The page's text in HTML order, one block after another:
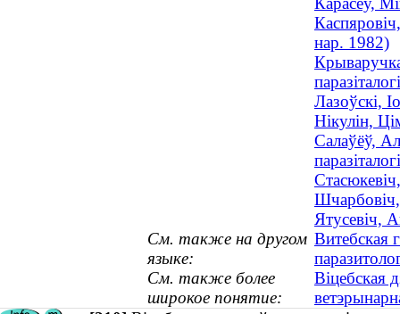
нар. 1982)
Лазоўскі,
Нікулін,
Салаўёў,
Ятусевіч,
См. также на другом
языке:
Витебская
См. также более
широкое понятие:
Віцебская